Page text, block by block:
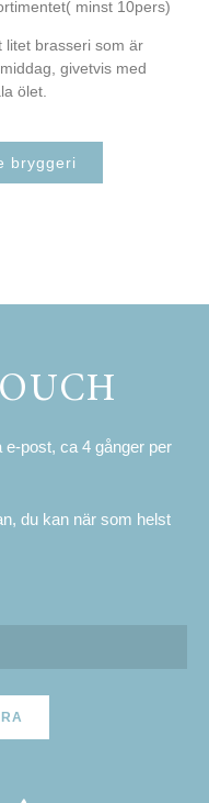
minst 10pers)
litet brasseri som är
givetvis med
ölet.
bryggeri
post, ca 4 gånger per
du kan när som helst